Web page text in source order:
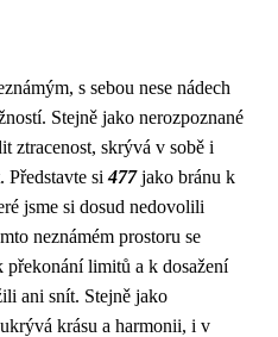
s sebou nese nádech
Stejně jako nerozpoznané
ztracenost, skrývá v sobě i
Představte si477jako bránu k
jsme si dosud nedovolili
neznámém prostoru se
limitů a k dosažení
ani snít. Stejně jako
krásu a harmonii, i v